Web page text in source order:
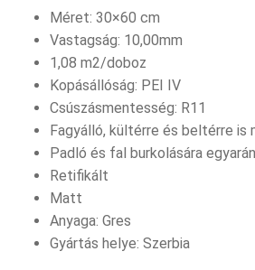
Méret: 30×60 cm
Vastagság: 10,00mm
1,08 m2/doboz
Kopásállóság: PEI IV
Csúszásmentesség: R11
Fagyálló, kültérre és beltérre is
Padló és fal burkolására
Retifikált
Matt
Anyaga: Gres
Gyártás helye: Szerbia